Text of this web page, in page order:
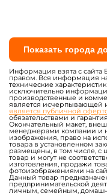
Показать города
Информация взята с сайта
правом. Вся информация
технические
исключительно
производственные и
является исчерпывающей
является публичной
обязательствами и
Окончательный макет,
менеджерами компании и
изображения, право на
товара в установленном
размещены, в том числе, с
товар и могут не
изготовления, продажи
фотоизображениями на
Данный товар
предпринимательской
личным, семейным,